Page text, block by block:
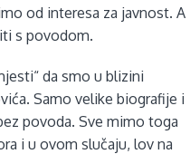
od interesa za javnost. A
s povodom.
da smo u blizini
Samo velike biografije i
povoda. Sve mimo toga
i u ovom slučaju, lov na